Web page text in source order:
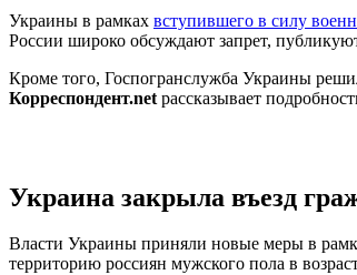
Украины в рамках вступившего в силу
России широко обсуждают запрет,
Кроме того, Госпогранслужба Украины
Корреспондент.net рассказывает
Украина закрыла въезд
Власти Украины приняли новые меры в
территорию россиян мужского пола в